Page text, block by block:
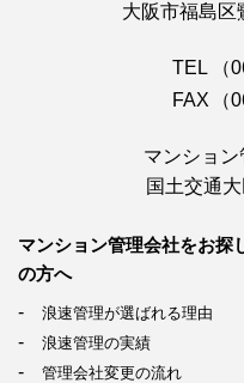
大阪市福島区
TEL
（
FAX
（
マンショ
国土交通
マンション管理会社をお探
の方へ
浪速管理が選ばれる理由
浪速管理の実績
管理会社変更の流れ